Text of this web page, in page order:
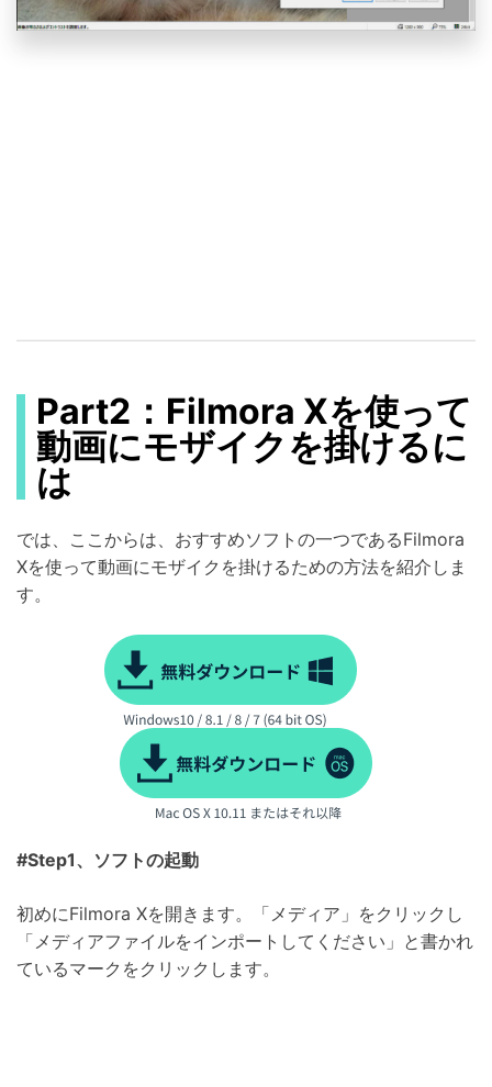
Part2：Filmora Xを使って
動画にモザイクを掛けるに
は
では、ここからは、おすすめソフトの一つであるFilmora
Xを使って動画にモザイクを掛けるための方法を紹介しま
す。
#Step1、ソフトの起動
初めにFilmora Xを開きます。「メディア」をクリックし
「メディアファイルをインポートしてください」と書かれ
ているマークをクリックします。